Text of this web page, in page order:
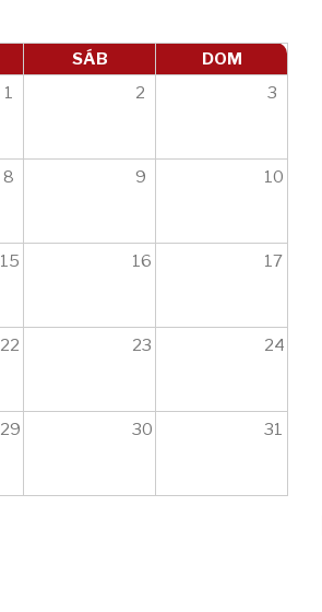
SÁB
DOM
1 2 3
8 9 10
15 16 17
22 23 24
29 30 31